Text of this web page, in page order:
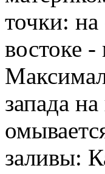
точки:
востоке
запада
заливы: